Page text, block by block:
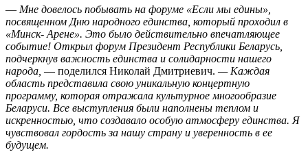
— Мне довелось побывать на форуме «Если мы едины»,
посвященном Дню народного единства, который проходил в
«Минск- Арене». Это было действительно впечатляющее
событие! Открыл форум Президент Республики Беларусь,
подчеркнув важность единства и солидарности нашего
народа, — поделился Николай Дмитриевич. — Каждая
область представила свою уникальную концертную
программу, которая отражала культурное многообразие
Беларуси. Все выступления были наполнены теплом и
искренностью, что создавало особую атмосферу единства. Я
чувствовал гордость за нашу страну и уверенность в ее
будущем.